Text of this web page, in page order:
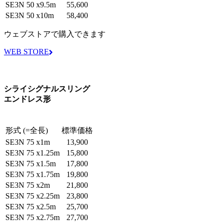
SE3N 50 x9.5m
55,600
SE3N 50 x10m
58,400
ウェブストアで購入できます
WEB STORE
シライシグナルスリング
エンドレス形
形式 (=全長)
標準価格
SE3N 75 x1m
13,900
SE3N 75 x1.25m
15,800
SE3N 75 x1.5m
17,800
SE3N 75 x1.75m
19,800
SE3N 75 x2m
21,800
SE3N 75 x2.25m
23,800
SE3N 75 x2.5m
25,700
SE3N 75 x2.75m
27,700